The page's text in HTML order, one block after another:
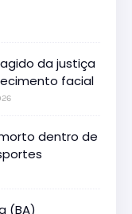
da justiça
facial
dentro de
(BA)